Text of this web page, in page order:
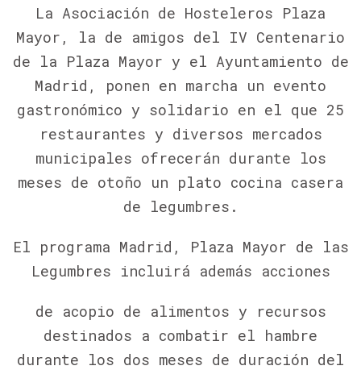
La Asociación de Hosteleros Plaza
Mayor, la de amigos del IV Centenario
de la Plaza Mayor y el Ayuntamiento de
Madrid, ponen en marcha un evento
gastronómico y solidario en el que 25
restaurantes y diversos mercados
municipales ofrecerán durante los
meses de otoño un plato cocina casera
de legumbres.
El programa Madrid, Plaza Mayor de las
Legumbres incluirá además acciones
de acopio de alimentos y recursos
destinados a combatir el hambre
durante los dos meses de duración del